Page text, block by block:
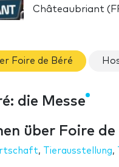
Châteaubriant
Foire de Béré
die Messe
über Foire de
, Tierausstellung,